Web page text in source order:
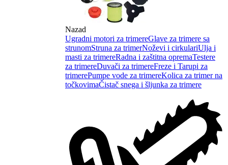
Nazad
Ugradni motori za trimereGlave za trimere sa
strunomStruna za trimerNoževi i cirkulariUlja i
masti za trimereRadna i zaštitna opremaTestere
za trimereDuvači za trimereFreze i Tarupi za
trimerePumpe vode za trimereKolica za trimer na
točkovimaČistač snega i šljunka za trimere